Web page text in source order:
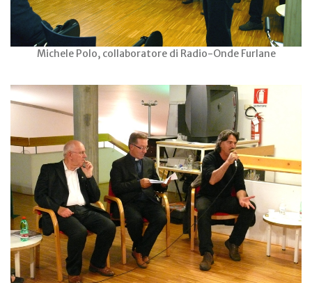
Michele Polo, collaboratore di Radio-Onde Furlane